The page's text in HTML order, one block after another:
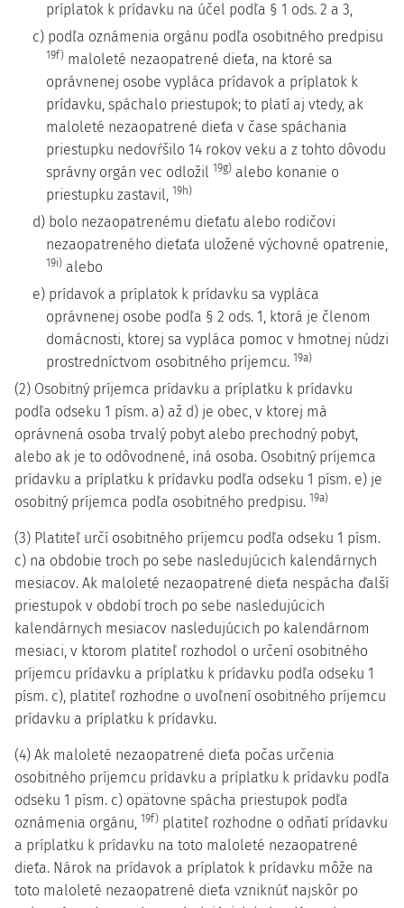
príplatok k prídavku na účel podľa § 1 ods. 2 a 3,
c) podľa oznámenia orgánu podľa osobitného predpisu
19f) maloleté nezaopatrené dieťa, na ktoré sa
oprávnenej osobe vypláca prídavok a príplatok k
prídavku, spáchalo priestupok; to platí aj vtedy, ak
maloleté nezaopatrené dieťa v čase spáchania
priestupku nedovŕšilo 14 rokov veku a z tohto dôvodu
správny orgán vec odložil 19g) alebo konanie o
priestupku zastavil, 19h)
d) bolo nezaopatrenému dieťaťu alebo rodičovi
nezaopatreného dieťaťa uložené výchovné opatrenie,
19i) alebo
e) prídavok a príplatok k prídavku sa vypláca
oprávnenej osobe podľa § 2 ods. 1, ktorá je členom
domácnosti, ktorej sa vypláca pomoc v hmotnej núdzi
prostredníctvom osobitného príjemcu. 19a)
(2) Osobitný príjemca prídavku a príplatku k prídavku
podľa odseku 1 písm. a) až d) je obec, v ktorej má
oprávnená osoba trvalý pobyt alebo prechodný pobyt,
alebo ak je to odôvodnené, iná osoba. Osobitný príjemca
prídavku a príplatku k prídavku podľa odseku 1 písm. e) je
osobitný príjemca podľa osobitného predpisu. 19a)
(3) Platiteľ určí osobitného príjemcu podľa odseku 1 písm.
c) na obdobie troch po sebe nasledujúcich kalendárnych
mesiacov. Ak maloleté nezaopatrené dieťa nespácha ďalší
priestupok v období troch po sebe nasledujúcich
kalendárnych mesiacov nasledujúcich po kalendárnom
mesiaci, v ktorom platiteľ rozhodol o určení osobitného
príjemcu prídavku a príplatku k prídavku podľa odseku 1
písm. c), platiteľ rozhodne o uvoľnení osobitného príjemcu
prídavku a príplatku k prídavku.
(4) Ak maloleté nezaopatrené dieťa počas určenia
osobitného príjemcu prídavku a príplatku k prídavku podľa
odseku 1 písm. c) opätovne spácha priestupok podľa
oznámenia orgánu, 19f) platiteľ rozhodne o odňatí prídavku
a príplatku k prídavku na toto maloleté nezaopatrené
dieťa. Nárok na prídavok a príplatok k prídavku môže na
toto maloleté nezaopatrené dieťa vzniknúť najskôr po